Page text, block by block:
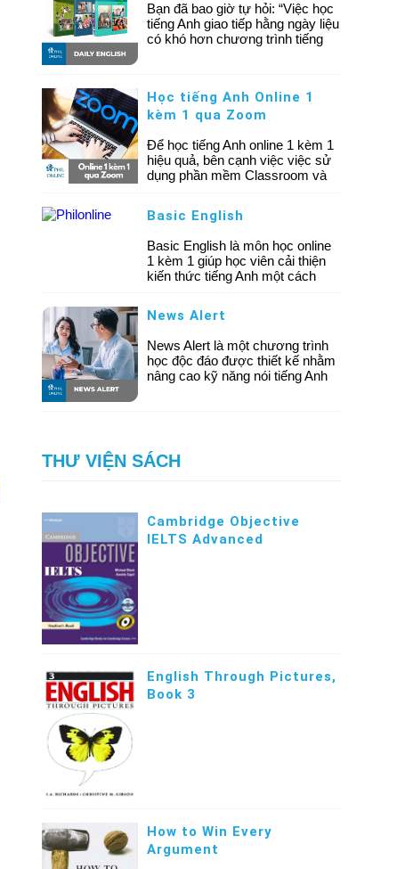
Bạn đã bao giờ tự hỏi: “Việc học
tiếng Anh giao tiếp hằng ngày liệu
có khó hơn chương trình tiếng
khoăn.
Học tiếng Anh Online 1
kèm 1 qua Zoom
Để học tiếng Anh online 1 kèm 1
hiệu quả, bên cạnh việc việc sử
dụng phần mềm Classroom và
cầu đa dạng của khách hàng.
Basic English
Basic English là môn học online
1 kèm 1 giúp học viên cải thiện
kiến thức tiếng Anh một cách
sinh động và có hệ thống, tập
diễn đạt và kỹ năng giao tiếp.
Khóa học phù hợp với các học
viên mất gốc tiếng Anh, muốn
News Alert
News Alert là một chương trình
học độc đáo được thiết kế nhằm
nâng cao kỹ năng nói tiếng Anh
THƯ VIỆN SÁCH
Cambridge Objective
IELTS Advanced
English Through Pictures,
Book 3
How to Win Every
Argument